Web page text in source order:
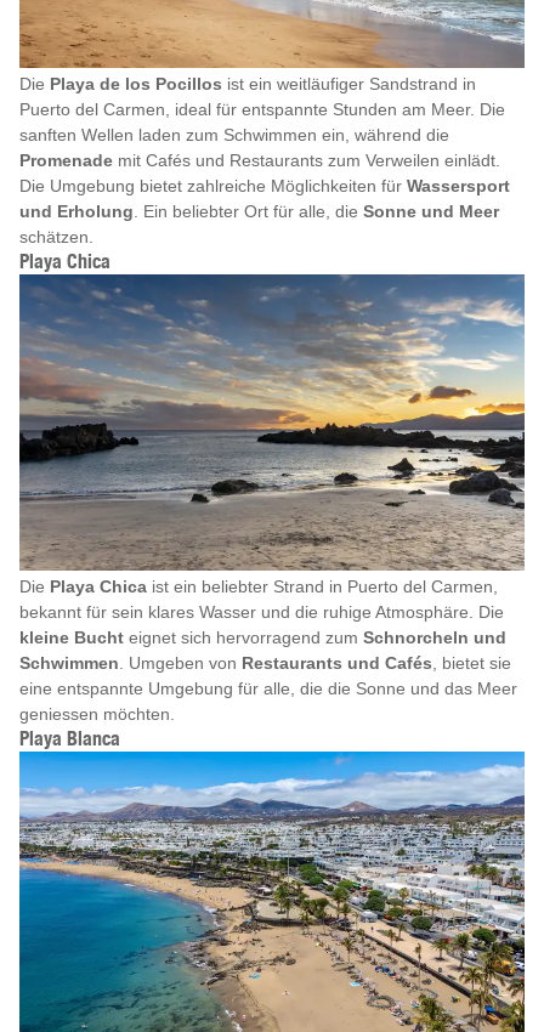
Die Playa de los Pocillos ist ein weitläufiger Sandstrand in
Puerto del Carmen, ideal für entspannte Stunden am Meer. Die
sanften Wellen laden zum Schwimmen ein, während die
Promenade mit Cafés und Restaurants zum Verweilen einlädt.
Die Umgebung bietet zahlreiche Möglichkeiten für Wassersport
und Erholung . Ein beliebter Ort für alle, die Sonne und Meer
schätzen.
Playa Chica
Die Playa Chica ist ein beliebter Strand in Puerto del Carmen,
bekannt für sein klares Wasser und die ruhige Atmosphäre. Die
kleine Bucht eignet sich hervorragend zum Schnorcheln und
Schwimmen . Umgeben von Restaurants und Cafés , bietet sie
eine entspannte Umgebung für alle, die die Sonne und das Meer
geniessen möchten.
Playa Blanca